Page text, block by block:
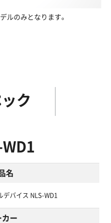
ルのみとなります。
ク
WD1
名
バイス NLS-WD1
カー